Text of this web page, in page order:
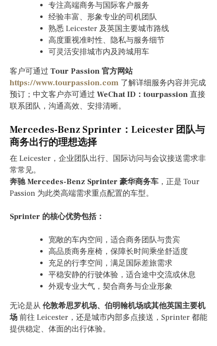
专注高端商务与国际客户服务
经验丰富、形象专业的司机团队
熟悉 Leicester 及英国主要城市路线
高度重视准时性、隐私与服务细节
可灵活安排城市内及跨城用车
客户可通过 Tour Passion 官方网站
https://www.tourpassion.com 了解详细服务内容并完成
预订；中文客户亦可通过 WeChat ID：tourpassion 直接
联系团队，沟通高效、安排清晰。
Mercedes-Benz Sprinter：Leicester 团队与
商务出行的理想选择
在 Leicester，企业团队出行、国际访问与会议接送需求非
常常见。
奔驰 Mercedes-Benz Sprinter 豪华商务车 ，正是 Tour
Passion 为此类高端需求重点配置的车型。
Sprinter 的核心优势包括：
宽敞的车内空间，适合商务团队与贵宾
高品质商务座椅，保障长时间乘坐舒适度
充足的行李空间，满足国际差旅需求
平稳安静的行驶体验，适合途中交流或休息
外观专业大气，契合商务与企业形象
无论是从 伦敦希思罗机场、伯明翰机场或其他英国主要机
场 前往 Leicester，还是城市内部多点接送，Sprinter 都能
提供稳定、体面的出行体验。